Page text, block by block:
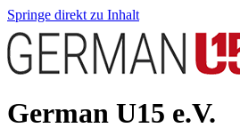
Springe direkt zu Inhalt
German U15 e.V.